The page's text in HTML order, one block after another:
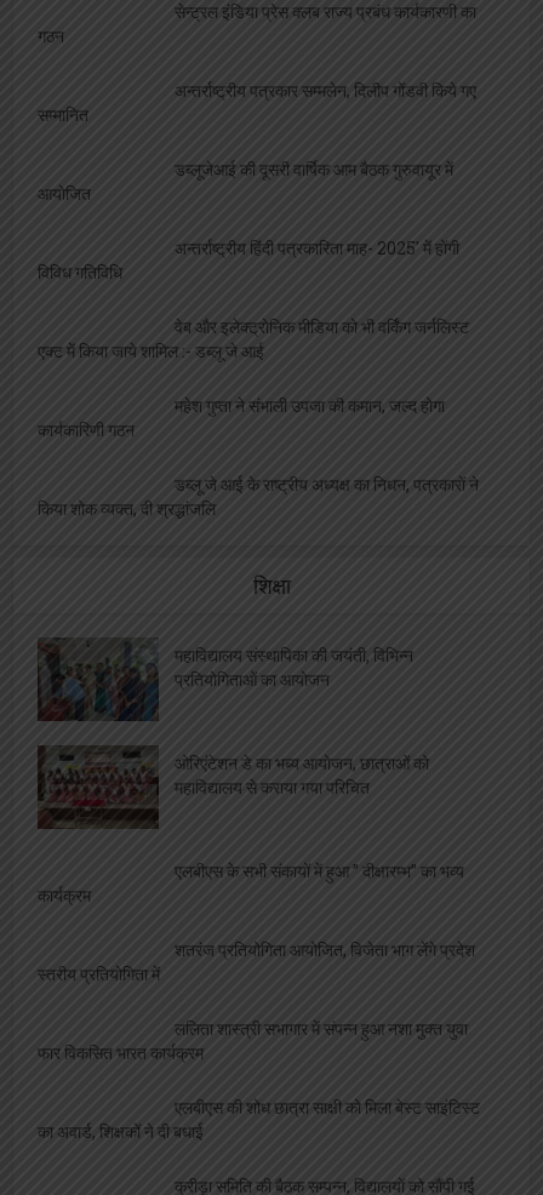
सेन्ट्रल इंडिया प्रेस क्लब राज्य प्रबंध कार्यकारणी का
गठन
अन्तर्राष्ट्रीय पत्रकार सम्मलेन, दिलीप गोंडवी किये गए
सम्मानित
डब्लूजेआई की दूसरी वार्षिक आम बैठक गुरुवायूर में
आयोजित
अन्तर्राष्ट्रीय हिंदी पत्रकारिता माह- 2025′ में होंगी
विविध गतिविधि
वेब और इलेक्ट्रोनिक मीडिया को भी वर्किंग जर्नलिस्ट
एक्ट में किया जाये शामिल :- डब्लू जे आई
महेश गुप्ता ने संभाली उपजा की कमान, जल्द होगा
कार्यकारिणी गठन
डब्लू जे आई के राष्ट्रीय अध्यक्ष का निधन, पत्रकारों ने
किया शोक व्यक्त, दी श्रद्धांजलि
शिक्षा
महाविद्यालय संस्थापिका की जयंती, विभिन्न
प्रतियोगिताओं का आयोजन
ओरिएंटेशन डे का भब्य आयोजन, छात्राओं को
महाविद्यालय से कराया गया परिचित
एलबीएस के सभी संकायों में हुआ ” दीक्षारम्भ” का भव्य
कार्यक्रम
शतरंज प्रतियोगिता आयोजित, विजेता भाग लेंगे प्रदेश
स्तरीय प्रतियोगिता में
ललिता शास्त्री सभागार में संपन्न हुआ नशा मुक्त युवा
फार विकसित भारत कार्यक्रम
एलबीएस की शोध छात्रा साक्षी को मिला बेस्ट साइंटिस्ट
का अवार्ड, शिक्षकों ने दी बधाई
क्रीड़ा समिति की बैठक सम्पन्न, विद्यालयों को सौंपी गई